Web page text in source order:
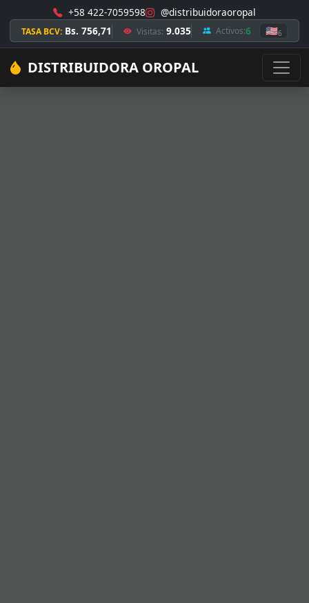
+58 422-7059598 @distribuidoraoropal
TASA BCV: Bs. 756,71 Visitas: 9.035 Activos:6 🇺🇸6
DISTRIBUIDORA OROPAL